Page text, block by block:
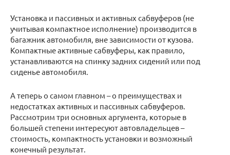
Установка и пассивных и активных сабвуферов (не
учитывая компактное исполнение) производится в
багажник автомобиля, вне зависимости от кузова.
Компактные активные сабвуферы, как правило,
устанавливаются на спинку задних сидений или под
сиденье автомобиля.
А теперь о самом главном – о преимуществах и
недостатках активных и пассивных сабвуферов.
Рассмотрим три основных аргумента, которые в
большей степени интересуют автовладельцев –
стоимость, компактность установки и возможный
конечный результат.